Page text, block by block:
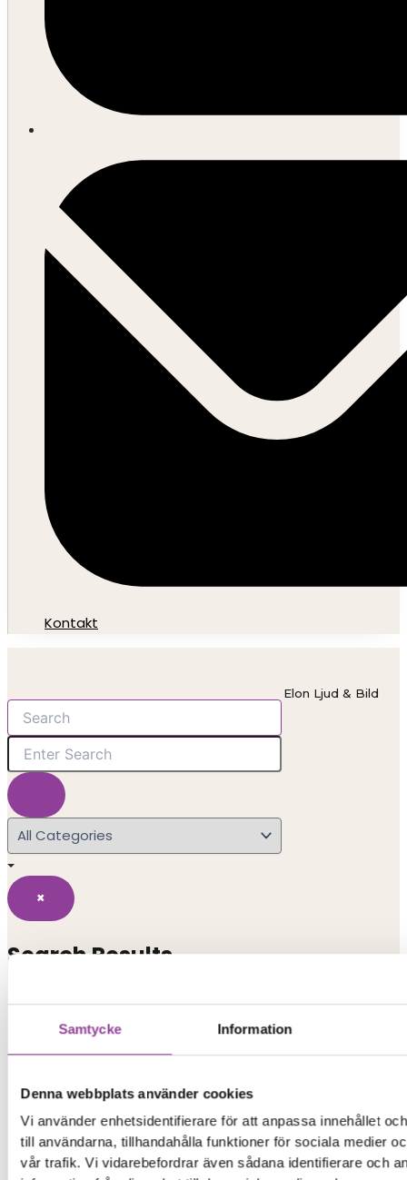
Samtycke Information
Denna webbplats använder cookies
Vi använder enhetsidentifierare för att anpassa innehållet
till användarna, tillhandahålla funktioner för sociala medier
vår trafik. Vi vidarebefordrar även sådana identifierare och
Kontakt
Elon Ljud & Bild
×
Search Results
Popular Searches
iphone 15
iphone
xiaomi redmi